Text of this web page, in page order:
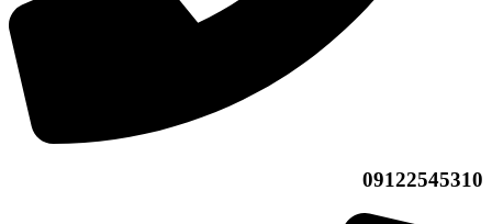
09122545310